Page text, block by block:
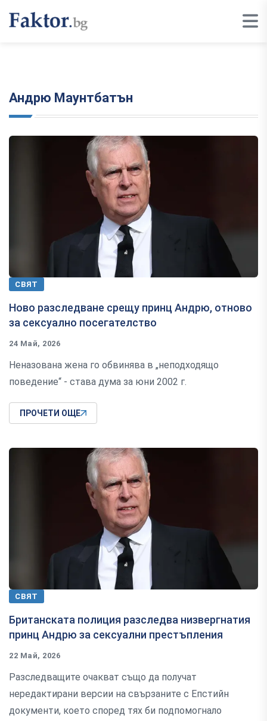
Андрю Маунтбатън
СВЯТ
Ново разследване срещу принц Андрю, отново
за сексуално посегателство
24 Май, 2026
Неназована жена го обвинява в „неподходящо
поведение“ - става дума за юни 2002 г.
ПРОЧЕТИ ОЩЕ
СВЯТ
Британската полиция разследва низвергнатия
принц Андрю за сексуални престъпления
22 Май, 2026
Разследващите очакват също да получат
нередактирани версии на свързаните с Епстийн
документи, което според тях би подпомогнало